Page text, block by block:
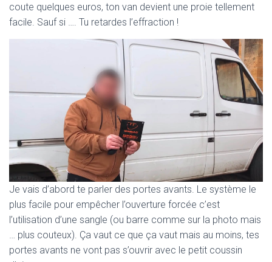
coute quelques euros, ton van devient une proie tellement
facile. Sauf si …. Tu retardes l’effraction !
Je vais d’abord te parler des portes avants. Le système le
plus facile pour empêcher l’ouverture forcée c’est
l’utilisation d’une sangle (ou barre comme sur la photo mais
… plus couteux). Ça vaut ce que ça vaut mais au moins, tes
portes avants ne vont pas s’ouvrir avec le petit coussin